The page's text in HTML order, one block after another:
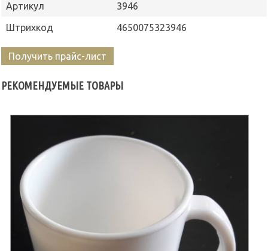
Артикул
3946
Штрихкод
4650075323946
Получить прайс-лист
РЕКОМЕНДУЕМЫЕ ТОВАРЫ